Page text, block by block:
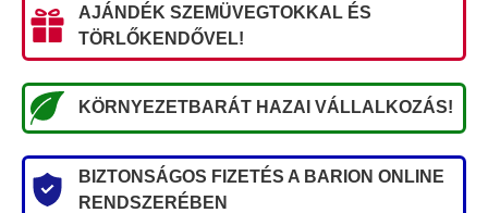
AJÁNDÉK SZEMÜVEGTOKKAL ÉS
TÖRLŐKENDŐVEL!
KÖRNYEZETBARÁT HAZAI VÁLLALKOZÁS!
BIZTONSÁGOS FIZETÉS A BARION ONLINE
RENDSZERÉBEN